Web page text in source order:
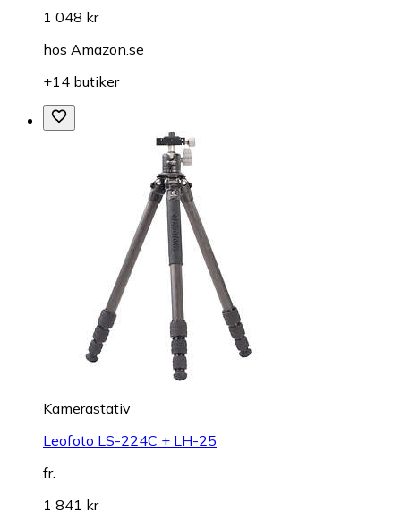
1 048 kr
hos Amazon.se
+14 butiker
Kamerastativ
Leofoto LS-224C + LH-25
fr.
1 841 kr